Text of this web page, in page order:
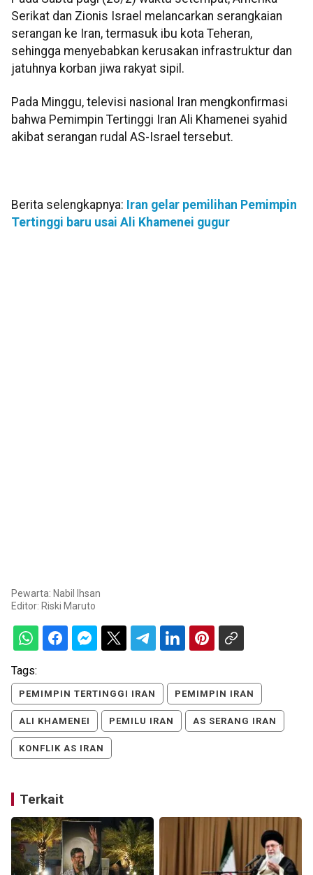
Serikat dan Zionis Israel melancarkan serangkaian
serangan ke Iran, termasuk ibu kota Teheran,
sehingga menyebabkan kerusakan infrastruktur dan
jatuhnya korban jiwa rakyat sipil.
Pada Minggu, televisi nasional Iran mengkonfirmasi
bahwa Pemimpin Tertinggi Iran Ali Khamenei syahid
akibat serangan rudal AS-Israel tersebut.
Berita selengkapnya: Iran gelar pemilihan Pemimpin
Tertinggi baru usai Ali Khamenei gugur
Pewarta: Nabil Ihsan
Editor: Riski Maruto
Tags:
PEMIMPIN TERTINGGI IRAN PEMIMPIN IRAN
ALI KHAMENEI PEMILU IRAN AS SERANG IRAN
KONFLIK AS IRAN
Terkait